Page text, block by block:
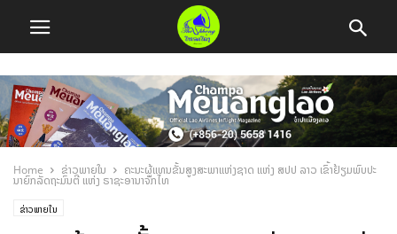
Home ຂ່າວພາຍໃນ ຄະນະຜູ້ແທນຂັ້ນສູງສະພາແຫ່ງຊາດ ແຫ່ງ ສປປ ລາວ ເຂົ້າຢ້ຽມພົບປະ
ນາຍົກລັດຖະມົນຕີ ແຫ່ງ ຣາຊະອານາຈັກໄທ
ຂ່າວພາຍໃນ